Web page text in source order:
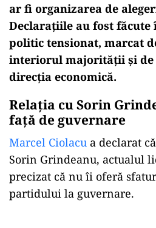
ar fi organizarea de
Declarațiile au fost
politic tensionat, marcat
interiorul majorității și
direcția economică.
Relația cu Sorin
față de guvernare
Marcel Ciolacu a declarat
Sorin Grindeanu, actualul
precizat că nu îi oferă
partidului la guvernare.